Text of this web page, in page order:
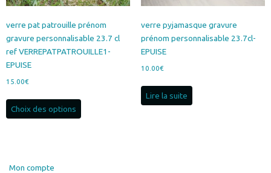
du
produit
verre pat patrouille prénom
gravure personnalisable 23.7 cl
ref VERREPATPATROUILLE1-
EPUISE
15.00€
Choix des options
verre pyjamasque gravure
prénom personnalisable 23.7cl-
EPUISE
10.00€
Lire la suite
Mon compte